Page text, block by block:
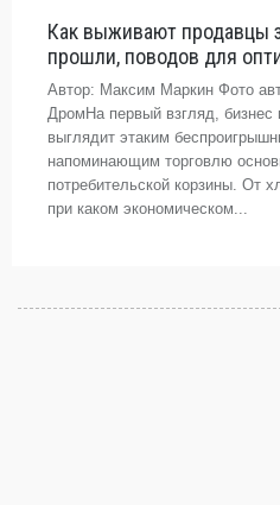
Как выживают продавцы
прошли, поводов для
Автор: Максим Маркин Фото
ДромНа первый взгляд, бизнес
выглядит этаким
напоминающим торговлю
потребительской корзины. От
при каком экономическом...